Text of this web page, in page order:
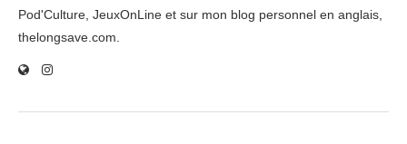
Pod'Culture, JeuxOnLine et sur mon blog personnel en anglais,
thelongsave.com.